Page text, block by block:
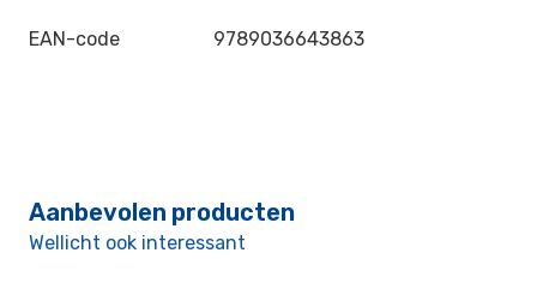
EAN-code 9789036643863
Aanbevolen producten
Wellicht ook interessant